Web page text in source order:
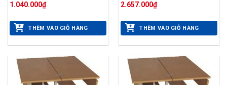
1.040.000₫
THÊM VÀO GIỎ HÀNG
2.657.000₫
THÊM VÀO GIỎ HÀNG